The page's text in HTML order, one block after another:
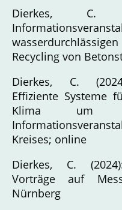
Dierkes, C.
Recycling von
Dierkes, C.
Effiziente Systeme
Klima um
Kreises; online
Dierkes, C.
Vorträge auf
Nürnberg